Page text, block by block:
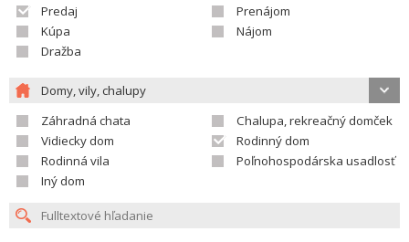
Predaj
Prenájom
Kúpa
Nájom
Dražba
Domy, vily, chalupy
Záhradná chata
Chalupa, rekreačný domček
Vidiecky dom
Rodinný dom
Rodinná vila
Poľnohospodárska usadlosť
Iný dom